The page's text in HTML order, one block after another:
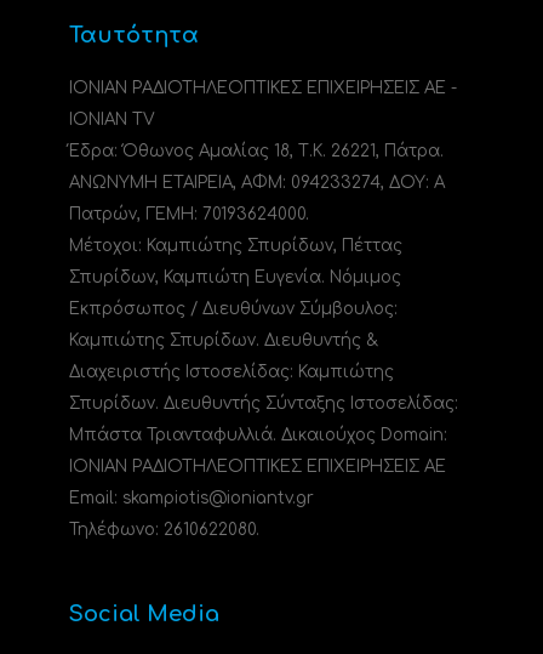
Ταυτότητα
ΙΟΝΙΑΝ ΡΑΔΙΟΤΗΛΕΟΠΤΙΚΕΣ ΕΠΙΧΕΙΡΗΣΕΙΣ ΑΕ -
IONIAN TV
Έδρα: Όθωνος Αμαλίας 18, Τ.Κ. 26221, Πάτρα.
ΑΝΩΝΥΜΗ ΕΤΑΙΡΕΙΑ, ΑΦΜ: 094233274, ΔΟΥ: A
Πατρών, ΓΕΜΗ: 70193624000.
Μέτοχοι: Καμπιώτης Σπυρίδων, Πέττας
Σπυρίδων, Καμπιώτη Ευγενία. Νόμιμος
Εκπρόσωπος / Διευθύνων Σύμβουλος:
Καμπιώτης Σπυρίδων. Διευθυντής &
Διαχειριστής Ιστοσελίδας: Καμπιώτης
Σπυρίδων. Διευθυντής Σύνταξης Ιστοσελίδας:
Μπάστα Τριανταφυλλιά. Δικαιούχος Domain:
ΙΟΝΙΑΝ ΡΑΔΙΟΤΗΛΕΟΠΤΙΚΕΣ ΕΠΙΧΕΙΡΗΣΕΙΣ ΑΕ
Email: skampiotis@ioniantv.gr
Τηλέφωνο: 2610622080.
Social Media